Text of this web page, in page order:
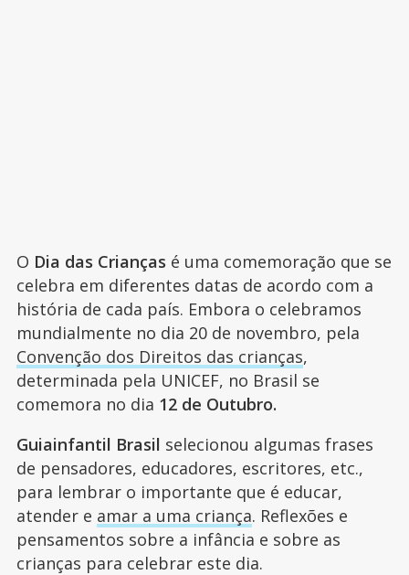
O Dia das Crianças é uma comemoração que se
celebra em diferentes datas de acordo com a
história de cada país. Embora o celebramos
mundialmente no dia 20 de novembro, pela
Convenção dos Direitos das crianças,
determinada pela UNICEF, no Brasil se
comemora no dia 12 de Outubro.
Guiainfantil Brasil selecionou algumas frases
de pensadores, educadores, escritores, etc.,
para lembrar o importante que é educar,
atender e amar a uma criança. Reflexões e
pensamentos sobre a infância e sobre as
crianças para celebrar este dia.